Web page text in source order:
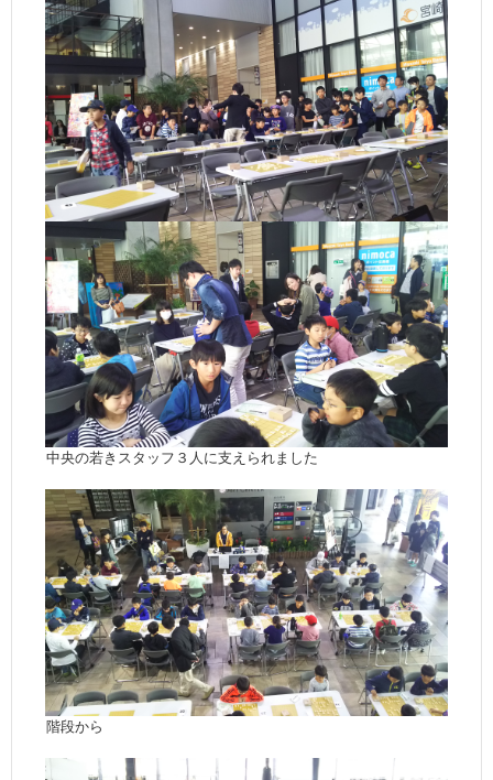
中央の若きスタッフ３人に支えられました
階段から